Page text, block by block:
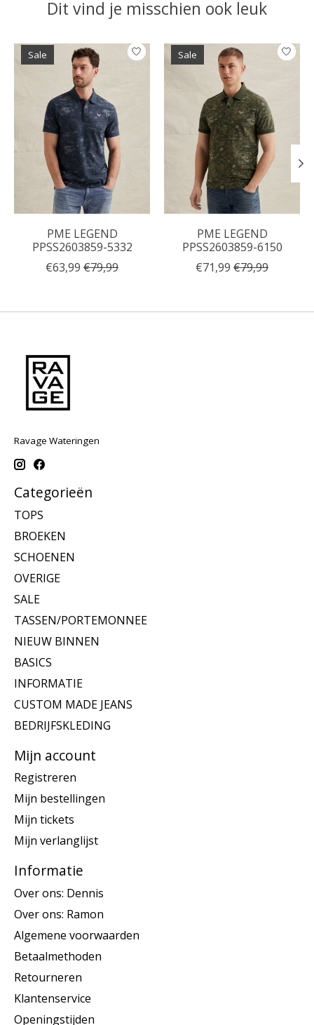
Dit vind je misschien ook leuk
Items van productcarrousel
Sale
PME LEGEND
PPSS2603859-5332
€63,99 €79,99
Sale
PME LEGEND
PPSS2603859-6150
€71,99 €79,99
Ravage Wateringen
Categorieën
TOPS
BROEKEN
SCHOENEN
OVERIGE
SALE
TASSEN/PORTEMONNEE
NIEUW BINNEN
BASICS
INFORMATIE
CUSTOM MADE JEANS
BEDRIJFSKLEDING
Mijn account
Registreren
Mijn bestellingen
Mijn tickets
Mijn verlanglijst
Informatie
Over ons: Dennis
Over ons: Ramon
Algemene voorwaarden
Betaalmethoden
Retourneren
Klantenservice
Openingstijden